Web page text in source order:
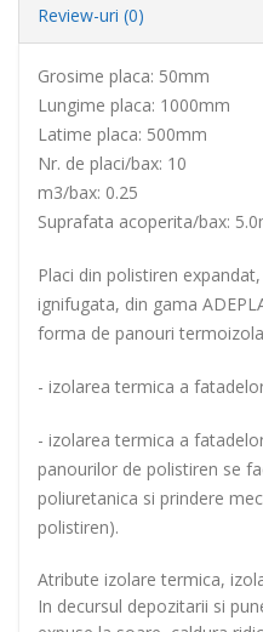
Review-uri (0)
Grosime placa: 50mm
Lungime placa: 1000mm
Latime placa: 500mm
Nr. de placi/bax: 10
m3/bax: 0.25
Suprafata acoperita/bax:
Placi din polistiren
ignifugata, din gama
forma de panouri
- izolarea termica a
- izolarea termica a
panourilor de polistiren se
poliuretanica si prindere
polistiren).
Atribute izolare termica,
In decursul depozitarii si